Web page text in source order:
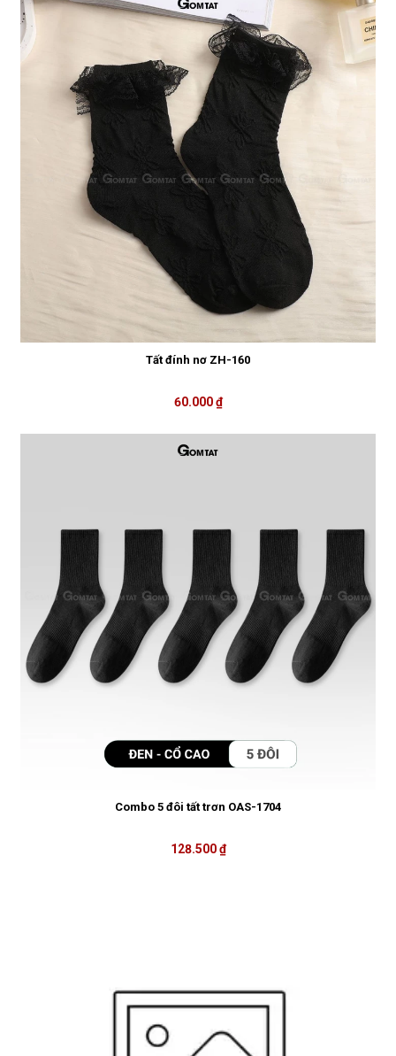
Tất đính nơ ZH-160
60.000 ₫
Combo 5 đôi tất trơn OAS-1704
128.500 ₫